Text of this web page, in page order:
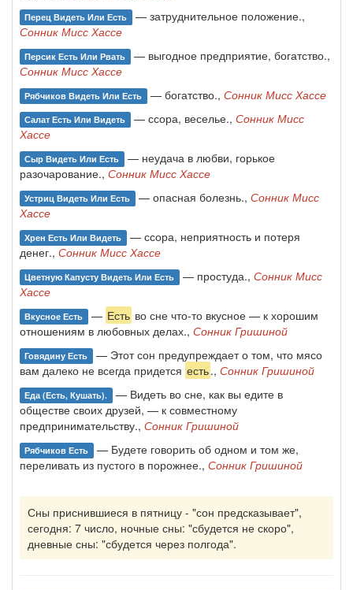
Перец Видеть Или Есть — затруднительное положение.,
Сонник Мисс Хассе
Персик Есть Или Рвать — выгодное предприятие, богатство.,
Сонник Мисс Хассе
Рябчиков Видеть Или Есть — богатство., Сонник Мисс Хассе
Салат Есть Или Видеть — ссора, веселье., Сонник Мисс
Хассе
Сыр Видеть Или Есть — неудача в любви, горькое
разочарование., Сонник Мисс Хассе
Устриц Видеть Или Есть — опасная болезнь., Сонник Мисс
Хассе
Хрен Есть Или Видеть — ссора, неприятность и потеря
денег., Сонник Мисс Хассе
Цветную Капусту Видеть Или Есть — простуда., Сонник Мисс
Хассе
Вкусное Есть — Есть во сне что-то вкусное — к хорошим
отношениям в любовных делах., Сонник Гришиной
Говядину Есть — Этот сон предупреждает о том, что мясо
вам далеко не всегда придется есть., Сонник Гришиной
Еда (есть, Кушать). — Видеть во сне, как вы едите в
обществе своих друзей, — к совместному
предпринимательству., Сонник Гришиной
Рябчиков Есть — Будете говорить об одном и том же,
переливать из пустого в порожнее., Сонник Гришиной
Сны приснившиеся в пятницу - "сон предсказывает",
сегодня: 7 число, ночные сны: "сбудется не скоро",
дневные сны: "сбудется через полгода".